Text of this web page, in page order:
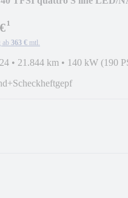
¹
ab 363 € mtl.
• 21.844 km • 140 kW (190